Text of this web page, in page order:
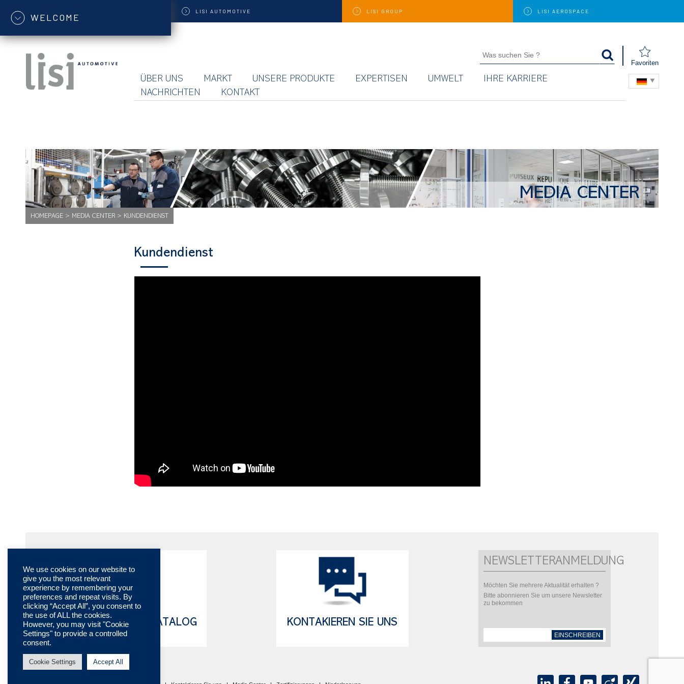
WELCOME
LISI AUTOMOTIVE LISI GROUP LISI AEROSPACE
Favoriten
ÜBER UNS MARKT UNSERE PRODUKTE EXPERTISEN UMWELT
IHRE KARRIERE
NACHRICHTEN
KONTAKT
MEDIA CENTER
HOMEPAGE > MEDIA CENTER > KUNDENDIENST
Kundendienst
TECHNISCHE KATALOG
ONLINE
KONTAKIEREN SIE UNS
NEWSLETTERANMELDUNG
Möchten Sie mehrere Aktualität erhalten ?
Bitte abonnieren Sie um unsere Newsletter
zu bekommen
EINSCHREIBEN
We use cookies on our website to
give you the most relevant
experience by remembering your
preferences and repeat visits. By
clicking “Accept All”, you consent to
the use of ALL the cookies.
However, you may visit "Cookie
Settings" to provide a controlled
consent.
Cookie Settings Accept All